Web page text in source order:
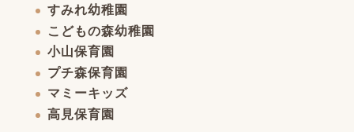
すみれ幼稚園
こどもの森幼稚園
小山保育園
プチ森保育園
マミーキッズ
高見保育園